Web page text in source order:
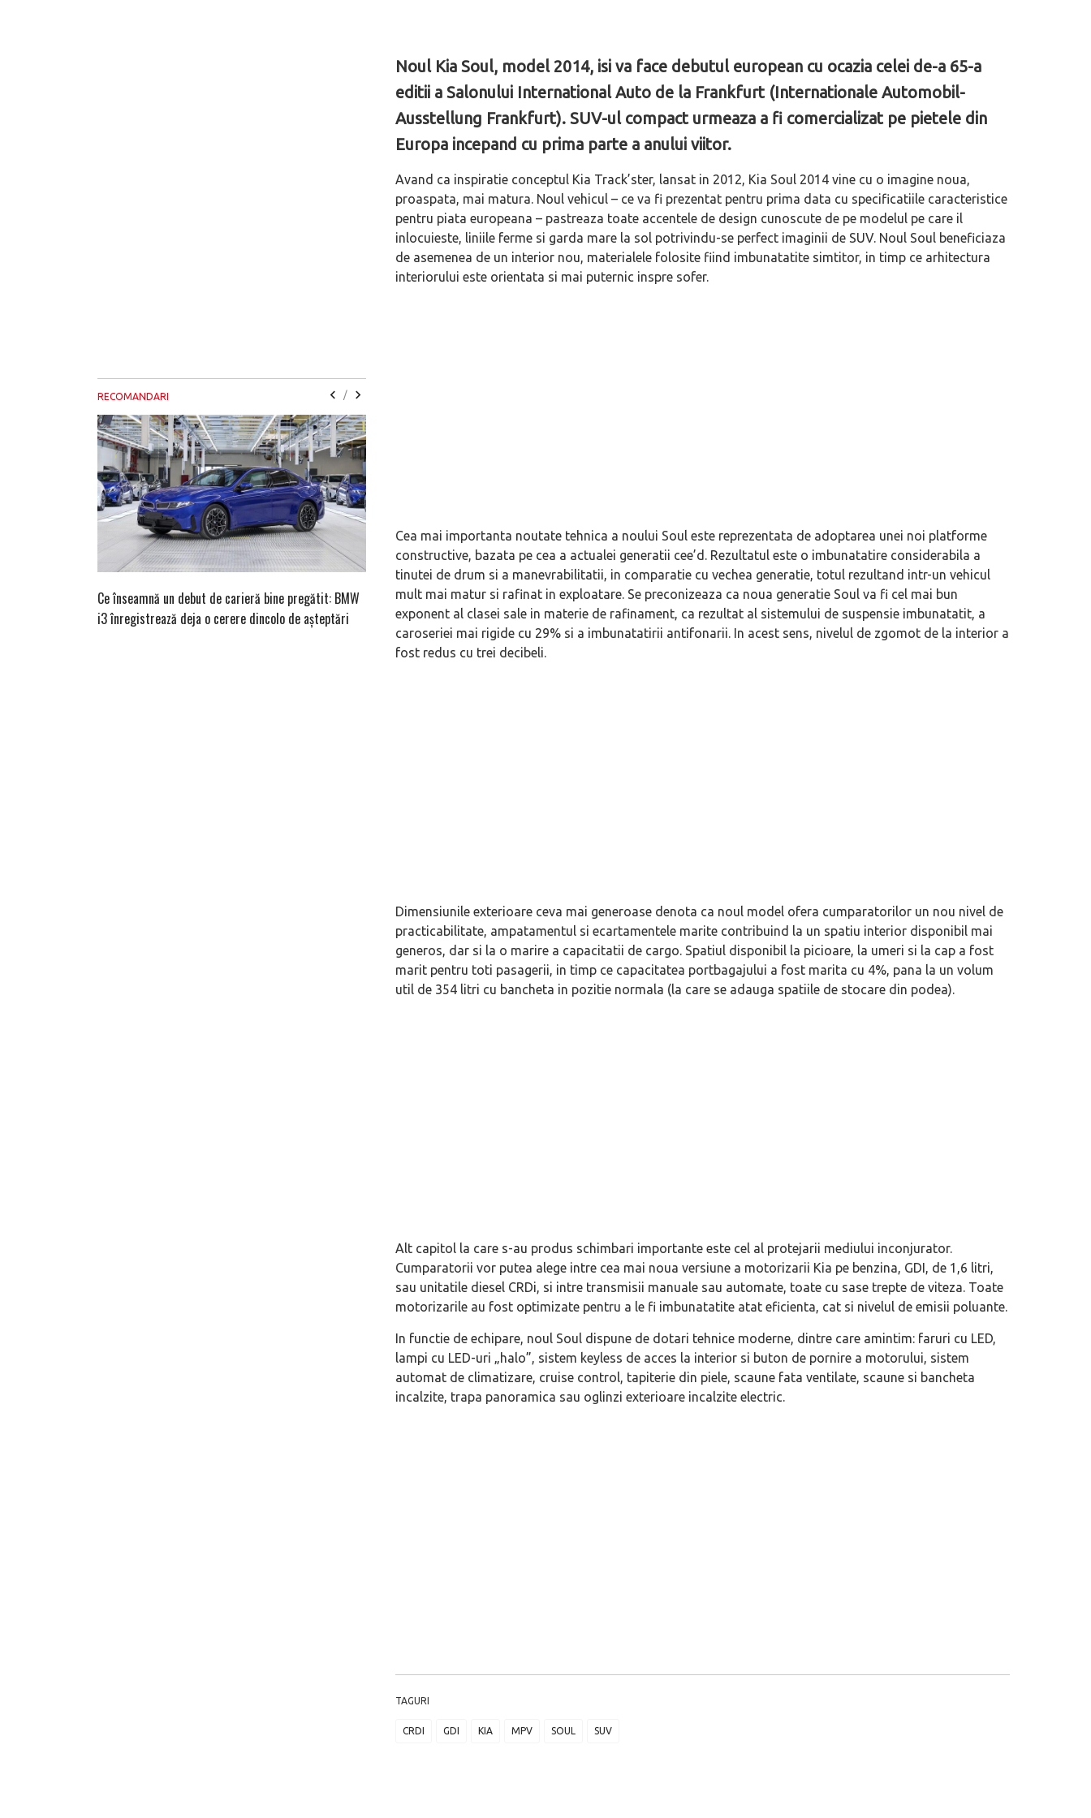
Noul Kia Soul, model 2014, isi va face debutul european cu ocazia celei de-a 65-a
editii a Salonului International Auto de la Frankfurt (Internationale Automobil-
Ausstellung Frankfurt). SUV-ul compact urmeaza a fi comercializat pe pietele din
Europa incepand cu prima parte a anului viitor.
Avand ca inspiratie conceptul Kia Track’ster, lansat in 2012, Kia Soul 2014 vine cu o imagine noua,
proaspata, mai matura. Noul vehicul – ce va fi prezentat pentru prima data cu specificatiile caracteristice
pentru piata europeana – pastreaza toate accentele de design cunoscute de pe modelul pe care il
inlocuieste, liniile ferme si garda mare la sol potrivindu-se perfect imaginii de SUV. Noul Soul beneficiaza
de asemenea de un interior nou, materialele folosite fiind imbunatatite simtitor, in timp ce arhitectura
interiorului este orientata si mai puternic inspre sofer.
Cea mai importanta noutate tehnica a noului Soul este reprezentata de adoptarea unei noi platforme
constructive, bazata pe cea a actualei generatii cee’d. Rezultatul este o imbunatatire considerabila a
tinutei de drum si a manevrabilitatii, in comparatie cu vechea generatie, totul rezultand intr-un vehicul
mult mai matur si rafinat in exploatare. Se preconizeaza ca noua generatie Soul va fi cel mai bun
exponent al clasei sale in materie de rafinament, ca rezultat al sistemului de suspensie imbunatatit, a
caroseriei mai rigide cu 29% si a imbunatatirii antifonarii. In acest sens, nivelul de zgomot de la interior a
fost redus cu trei decibeli.
Dimensiunile exterioare ceva mai generoase denota ca noul model ofera cumparatorilor un nou nivel de
practicabilitate, ampatamentul si ecartamentele marite contribuind la un spatiu interior disponibil mai
generos, dar si la o marire a capacitatii de cargo. Spatiul disponibil la picioare, la umeri si la cap a fost
marit pentru toti pasagerii, in timp ce capacitatea portbagajului a fost marita cu 4%, pana la un volum
util de 354 litri cu bancheta in pozitie normala (la care se adauga spatiile de stocare din podea).
Alt capitol la care s-au produs schimbari importante este cel al protejarii mediului inconjurator.
Cumparatorii vor putea alege intre cea mai noua versiune a motorizarii Kia pe benzina, GDI, de 1,6 litri,
sau unitatile diesel CRDi, si intre transmisii manuale sau automate, toate cu sase trepte de viteza. Toate
motorizarile au fost optimizate pentru a le fi imbunatatite atat eficienta, cat si nivelul de emisii poluante.
In functie de echipare, noul Soul dispune de dotari tehnice moderne, dintre care amintim: faruri cu LED,
lampi cu LED-uri „halo”, sistem keyless de acces la interior si buton de pornire a motorului, sistem
automat de climatizare, cruise control, tapiterie din piele, scaune fata ventilate, scaune si bancheta
incalzite, trapa panoramica sau oglinzi exterioare incalzite electric.
TAGURI
CRDI GDI KIA MPV SOUL SUV
RECOMANDARI /
Ce înseamnă un debut de carieră bine pregătit: BMW
i3 înregistrează deja o cerere dincolo de așteptări
Versiune MINI Countryman încă nelansată oficial, dată
pe mâna fetelor în competiția off-road Rebelle Rally
Pentru cine știe ceva avioane, numele Hennessey
Blackbird va suna ca un apropo. Unul pertinent, de
altfel!
Prima sportivă cu motor central a
de noua ediție limitată Lamborghini
60° Hommage